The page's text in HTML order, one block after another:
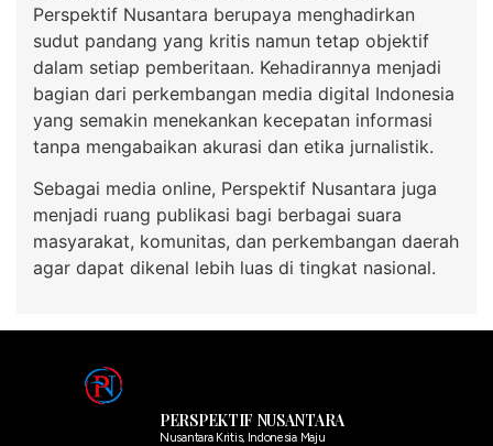
Perspektif Nusantara berupaya menghadirkan
sudut pandang yang kritis namun tetap objektif
dalam setiap pemberitaan. Kehadirannya menjadi
bagian dari perkembangan media digital Indonesia
yang semakin menekankan kecepatan informasi
tanpa mengabaikan akurasi dan etika jurnalistik.
Sebagai media online, Perspektif Nusantara juga
menjadi ruang publikasi bagi berbagai suara
masyarakat, komunitas, dan perkembangan daerah
agar dapat dikenal lebih luas di tingkat nasional.
PERSPEKTIF NUSANTARA
Nusantara Kritis, Indonesia Maju